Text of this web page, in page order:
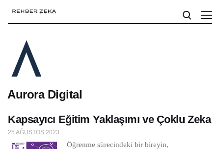
Aurora Digital
Kapsayıcı Eğitim Yaklaşımı ve Çoklu Zeka
25 AĞUSTOS 2023
Öğrenme sürecindeki bir bireyin,